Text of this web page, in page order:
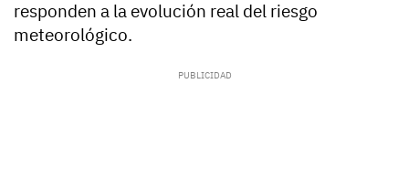
responden a la evolución real del riesgo
meteorológico.